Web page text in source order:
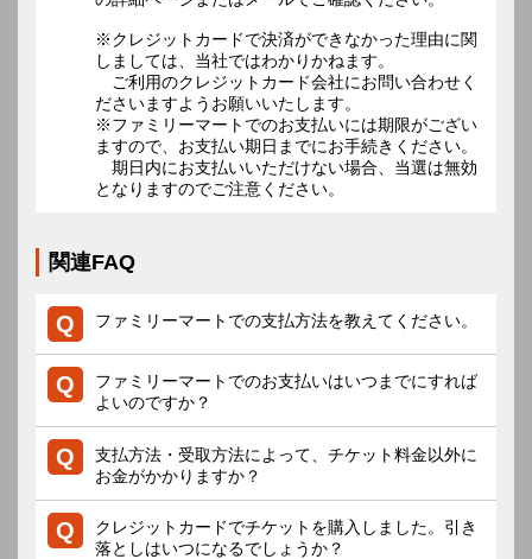
※クレジットカードで決済ができなかった理由に関
しましては、当社ではわかりかねます。
ご利用のクレジットカード会社にお問い合わせく
ださいますようお願いいたします。
※ファミリーマートでのお支払いには期限がござい
ますので、お支払い期日までにお手続きください。
期日内にお支払いいただけない場合、当選は無効
となりますのでご注意ください。
関連FAQ
ファミリーマートでの支払方法を教えてください。
ファミリーマートでのお支払いはいつまでにすれば
よいのですか？
支払方法・受取方法によって、チケット料金以外に
お金がかかりますか？
クレジットカードでチケットを購入しました。引き
落としはいつになるでしょうか？